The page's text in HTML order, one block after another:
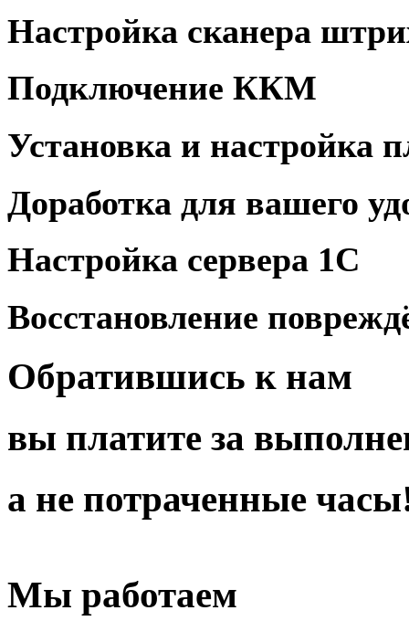
Настройка сканера
Подключение ККМ
Установка и настройка
Доработка для вашего
Настройка сервера 1С
Восстановление
Обратившись к нам
вы платите за
а не потраченные
Мы работаем